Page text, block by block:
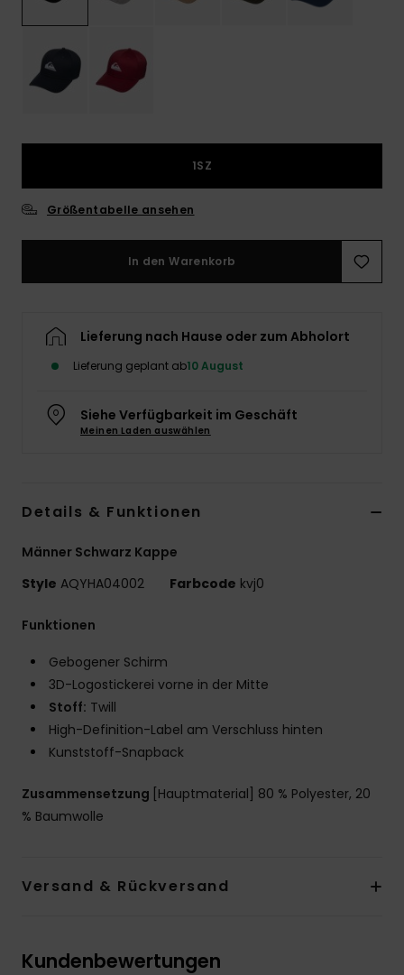
1SZ
Größentabelle ansehen
In den Warenkorb
Lieferung nach Hause oder zum Abholort
Lieferung geplant ab10 August
Siehe Verfügbarkeit im Geschäft
Meinen Laden auswählen
Details & Funktionen
Männer Schwarz Kappe
Style AQYHA04002 Farbcode kvj0
Funktionen
Gebogener Schirm
3D-Logostickerei vorne in der Mitte
Stoff: Twill
High-Definition-Label am Verschluss hinten
Kunststoff-Snapback
Zusammensetzung [Hauptmaterial] 80 % Polyester, 20
% Baumwolle
Versand & Rückversand
Kundenbewertungen